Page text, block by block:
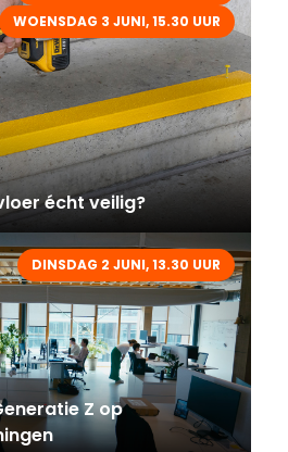
WOENSDAG 3 JUNI, 15.30 UUR
écht veilig?
DINSDAG 2 JUNI, 13.30 UUR
Z op